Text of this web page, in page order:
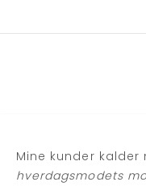
Mine kunder kalder
hverdagsmodets